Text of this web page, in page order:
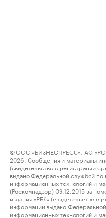
© ООО «БИЗНЕСПРЕСС», АО
2026. Сообщения и материалы
(свидетельство о регистрации
выдано Федеральной службой по
информационных технологий и
(Роскомнадзор) 09.12.2015 за
издания «РБК» (свидетельство о
информации выдано
информационных технологий и